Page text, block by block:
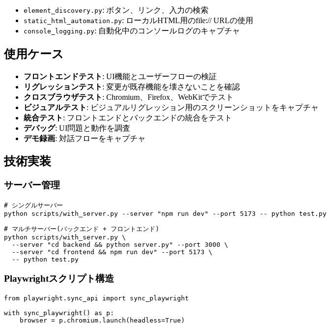
element_discovery.py: ボタン、リンク、入力の検索
static_html_automation.py: ローカルHTML用のfile:// URLの使用
console_logging.py: 自動化中のコンソールログのキャプチャ
使用ケース
フロントエンドテスト : UI機能とユーザーフローの検証
リグレッションテスト : 変更が既存機能を壊さないことを確認
クロスブラウザテスト : Chromium、Firefox、WebKitでテスト
ビジュアルテスト : ビジュアルリグレッション用のスクリーンショットをキャプチャ
統合テスト : フロントエンドとバックエンドの統合をテスト
デバッグ: UI問題と動作を調査
デモ録画: 対話フローをキャプチャ
技術実装
サーバー管理
# シングルサーバー
python scripts/with_server.py --server "npm run dev" --port 5173 -- python test.py
# マルチサーバー(バックエンド + フロントエンド)
python scripts/with_server.py \
  --server "cd backend && python server.py" --port 3000 \
  --server "cd frontend && npm run dev" --port 5173 \
Playwrightスクリプト構造
from playwright.sync_api import sync_playwright
with sync_playwright() as p:
    browser = p.chromium.launch(headless=True)